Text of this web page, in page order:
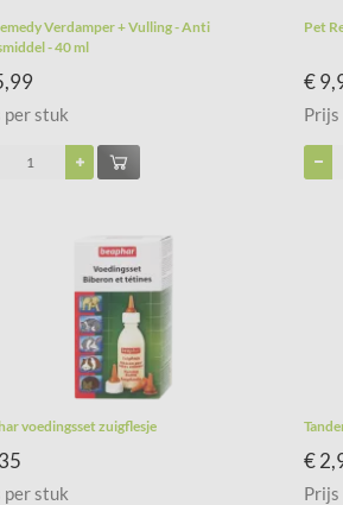
Verdamper + Vulling - Anti
- 40 ml
per stuk
Pet
€
Prijs
voedingsset zuigflesje
per stuk
€
Prijs